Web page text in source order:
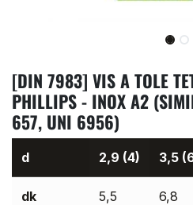
[DIN 7983] VIS A TOLE
PHILLIPS - INOX A2
657, UNI 6956)
d 2,9 (4) 3,5
dk 5,5 6,8